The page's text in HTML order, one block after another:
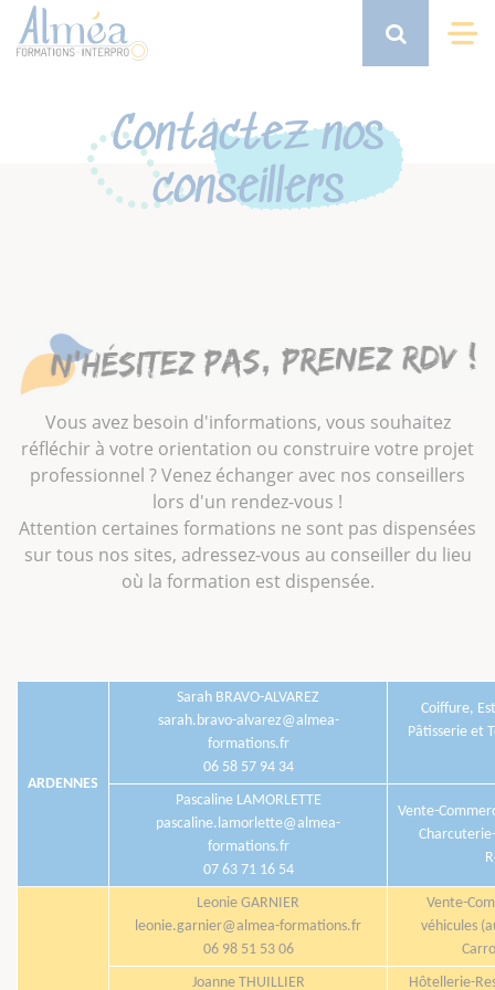
Search
Contactez nos
conseillers
Vous avez besoin d'informations, vous souhaitez
réfléchir à votre orientation ou construire votre projet
professionnel ? Venez échanger avec nos conseillers
lors d'un rendez-vous !
Attention certaines formations ne sont pas dispensées
sur tous nos sites, adressez-vous au conseiller du lieu
où la formation est dispensée.
ARDENNES
Sarah BRAVO-ALVAREZ
sarah.bravo-alvarez@almea-
formations.fr
06 58 57 94 34
Coiffure,
Pâtisserie et
Pascaline LAMORLETTE
pascaline.lamorlette@almea-
formations.fr
07 63 71 16 54
Vente-
Leonie GARNIER
leonie.garnier@almea-formations.fr
06 98 51 53 06
Vente-
véhicules
Joanne THUILLIER
Hôtellerie-